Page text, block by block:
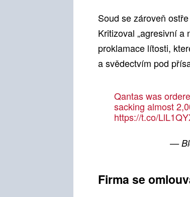
Soud se zároveň
Kritizoval „agresivní a
proklamace lítosti,
a svědectvím pod
Qantas was
sacking almost
https://t.co/
—
Firma se